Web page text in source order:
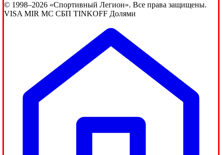
© 1998–2026 «Спортивный Легион». Все права защищены.
VISA MIR MC СБП TINKOFF Долями